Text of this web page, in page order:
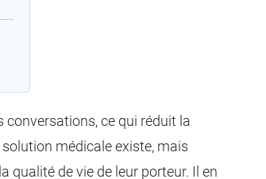
conversations, ce qui réduit la
médicale existe, mais
qualité de vie de leur porteur. Il en